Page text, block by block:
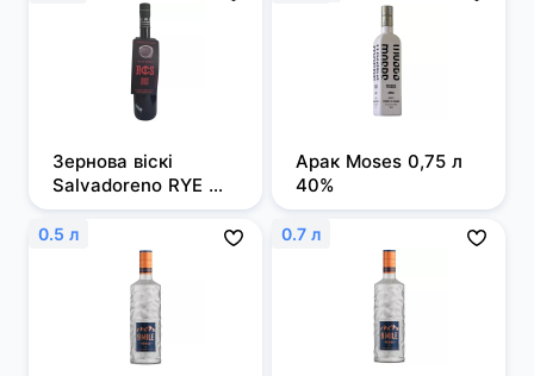
Зернова віскі
Salvadoreno RYE
0,7л 50%
Арак Moses 0,75 л
40%
0.5 л 0.7 л